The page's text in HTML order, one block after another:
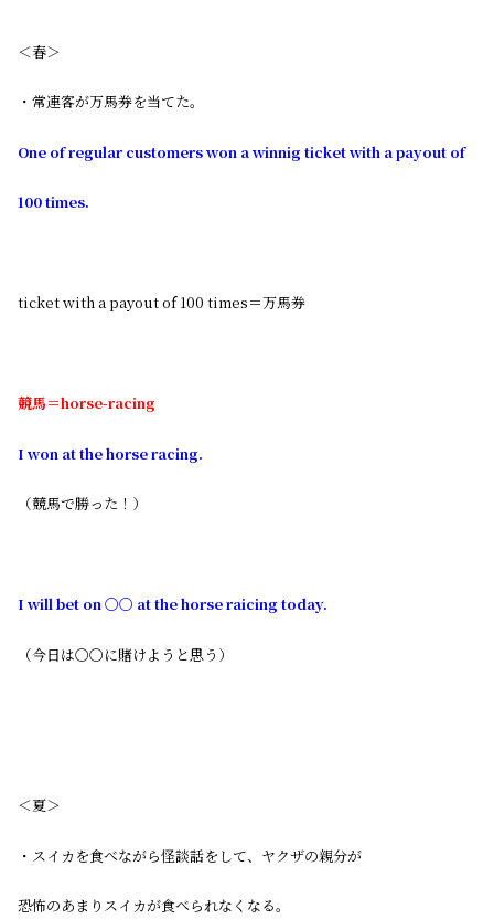
＜春＞
・常連客が万馬券を当てた。
One of regular customers won a winnig ticket with a payout of
100 times.
ticket with a payout of 100 times＝万馬券
競馬＝horse-racing
I won at the horse racing.
（競馬で勝った！）
I will bet on 〇〇 at the horse raicing today.
（今日は〇〇に賭けようと思う）
＜夏＞
・スイカを食べながら怪談話をして、ヤクザの親分が
恐怖のあまりスイカが食べられなくなる。